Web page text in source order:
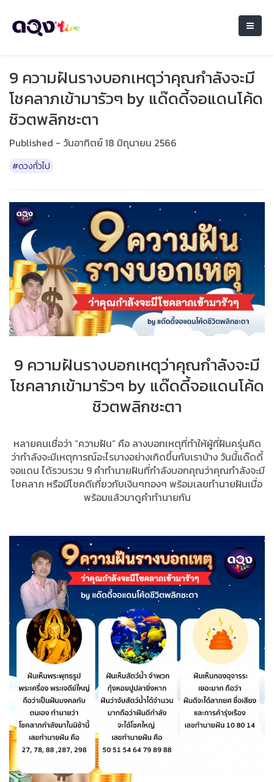
9 ความฝันรางบอกเหตุว่าคุณกำลังจะมี
โชคลาภเข้ามารัวๆ by แด๊ดดี้จอแดนโค้ด
ชิวตพลิกชะตา
Published - วันอาทิตย์ 18 มิถุนายน 2566
#ดวงทั่วไป
9 ความฝันรางบอกเหตุว่าคุณกำลังจะมี
โชคลาภเข้ามารัวๆ by แด๊ดดี้จอแดนโค้ด
ชิวตพลิกชะตา
หลายคนเชื่อว่า “ความฝัน” คือ ลางบอกเหตุที่ทำให้ผู้ที่ฝันครุ่นคิด
ว่ากำลังจะมีเหตุการณ์อะไรบางอย่างเกิดขึ้นกับเราบ้าง วันนี้แด๊ดดี้
จอแดน ได้รวบรวม 9 คำทำนายฝันที่กำลังบอกคุณว่าคุณกำลังจะมี
โชคลาภ หรือมีโชคดีเกี่ยวกับเงินๆทองๆ พร้อมเลขทำนายฝันเมื่อ
พร้อมแล้วมาดูคำทำนายกัน